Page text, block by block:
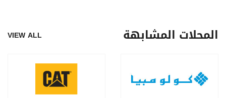
المحلات المشابهة VIEW ALL